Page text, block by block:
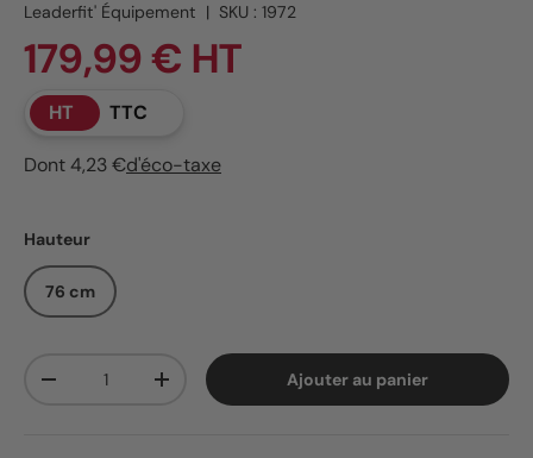
Leaderfit' Équipement | SKU : 1972
179,99 € HT
HT TTC
Dont 4,23 €d'éco-taxe
Hauteur
76 cm
Diminuer la quantitéAugmenter la quantitéAjouter au panier